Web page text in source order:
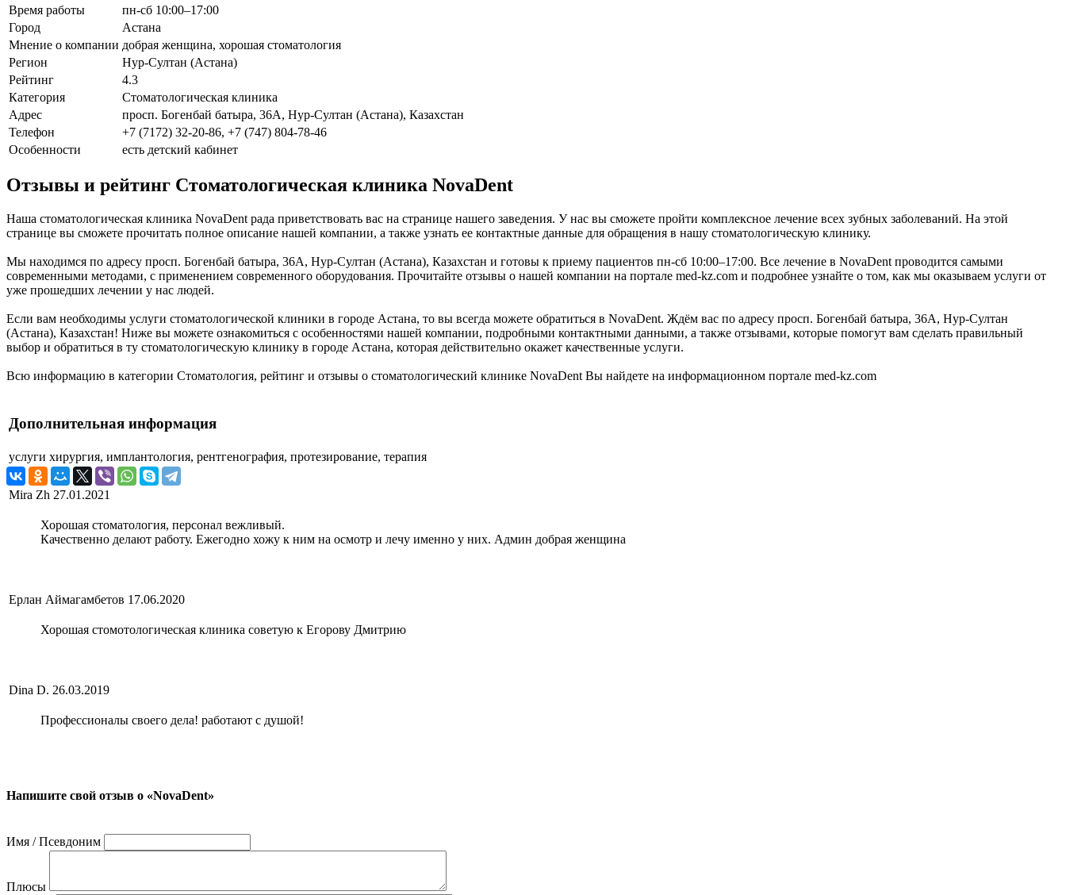
Время работы
пн-сб 10:00–17:00
Город
Астана
Мнение о компании добрая женщина, хорошая стоматология
Регион
Нур-Султан (Астана)
Рейтинг
4.3
Категория
Стоматологическая клиника
Адрес
просп. Богенбай батыра, 36А, Нур-Султан (Астана), Казахстан
Телефон
+7 (7172) 32-20-86, +7 (747) 804-78-46
Особенности
есть детский кабинет
Отзывы и рейтинг Стоматологическая клиника NovaDent
Наша стоматологическая клиника NovaDent рада приветствовать вас на странице нашего заведения. У нас вы сможете пройти комплексное лечение всех зубных заболеваний. На этой
странице вы сможете прочитать полное описание нашей компании, а также узнать ее контактные данные для обращения в нашу стоматологическую клинику.
Мы находимся по адресу просп. Богенбай батыра, 36А, Нур-Султан (Астана), Казахстан и готовы к приему пациентов пн-сб 10:00–17:00. Все лечение в NovaDent проводится самыми
современными методами, с применением современного оборудования. Прочитайте отзывы о нашей компании на портале med-kz.com и подробнее узнайте о том, как мы оказываем услуги от
уже прошедших лечении у нас людей.
Если вам необходимы услуги стоматологической клиники в городе Астана, то вы всегда можете обратиться в NovaDent. Ждём вас по адресу просп. Богенбай батыра, 36А, Нур-Султан
(Астана), Казахстан! Ниже вы можете ознакомиться с особенностями нашей компании, подробными контактными данными, а также отзывами, которые помогут вам сделать правильный
выбор и обратиться в ту стоматологическую клинику в городе Астана, которая действительно окажет качественные услуги.
Всю информацию в категории Стоматология, рейтинг и отзывы о стоматологический клинике NovaDent Вы найдете на информационном портале med-kz.com
Дополнительная информация
услуги хирургия, имплантология, рентгенография, протезирование, терапия
Mira Zh 27.01.2021
Хорошая стоматология, персонал вежливый.
Качественно делают работу. Ежегодно хожу к ним на осмотр и лечу именно у них. Админ добрая женщина
Ерлан Аймагамбетов 17.06.2020
Хорошая стомотологическая клиника советую к Егорову Дмитрию
Dina D. 26.03.2019
Профессионалы своего дела! работают с душой!
Напишите свой отзыв о «NovaDent»
Имя / Псевдоним
Плюсы